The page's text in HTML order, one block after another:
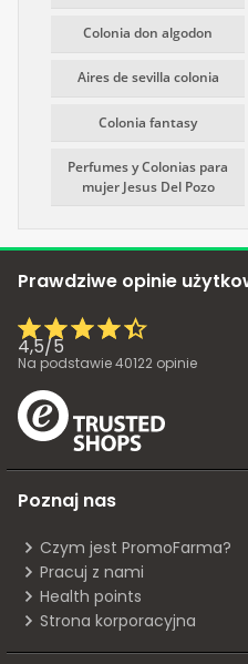
Colonia don algodon
Aires de sevilla colonia
Colonia fantasy
Perfumes y Colonias para
mujer Jesus Del Pozo
Prawdziwe opinie
4,5/5
Na podstawie40122 opinie
Poznaj nas
Czym jest PromoFarma?
Pracuj z nami
Health points
Strona korporacyjna